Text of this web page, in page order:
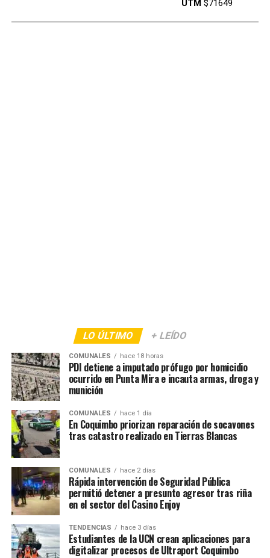
UTM$71649
LO ÚLTIMO + LEÍDO
COMUNALES hace 18 horas
PDI detiene a imputado prófugo por homicidio
ocurrido en Punta Mira e incauta armas, droga y
munición
COMUNALES hace 1 día
En Coquimbo priorizan reparación de socavones
tras catastro realizado en Tierras Blancas
COMUNALES hace 2 días
Rápida intervención de Seguridad Pública
permitió detener a presunto agresor tras riña
en el sector del Casino Enjoy
TENDENCIAS hace 3 días
Estudiantes de la UCN crean aplicaciones para
digitalizar procesos de Ultraport Coquimbo